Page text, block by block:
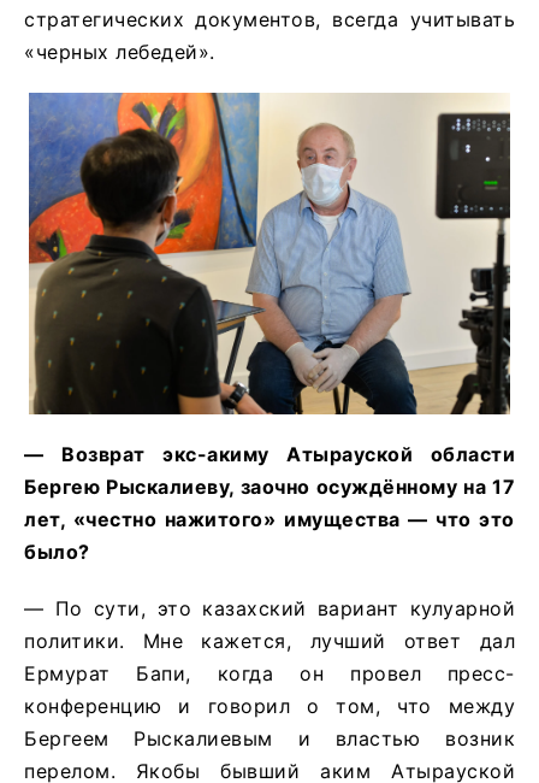
стратегических документов, всегда учитывать
«черных лебедей».
— Возврат экс-акиму Атырауской области
Бергею Рыскалиеву, заочно осуждённому на 17
лет, «честно нажитого» имущества — что это
было?
— По сути, это казахский вариант кулуарной
политики. Мне кажется, лучший ответ дал
Ермурат Бапи, когда он провел пресс-
конференцию и говорил о том, что между
Бергеем Рыскалиевым и властью возник
перелом. Якобы бывший аким Атырауской